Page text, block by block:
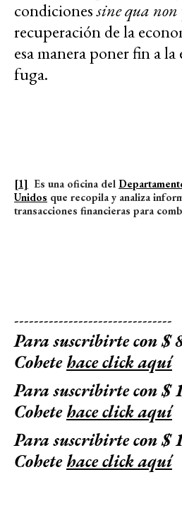
condicionessine qua non
recuperación de la
esa manera poner fin a
fuga.
[1] Es una oficina del
Unidos que recopila y analiza
transacciones financieras para
--------------------------------
Para suscribirte con $
Cohetehace click aquí
Para suscribirte con $
Cohetehace click aquí
Para suscribirte con $
Cohetehace click aquí